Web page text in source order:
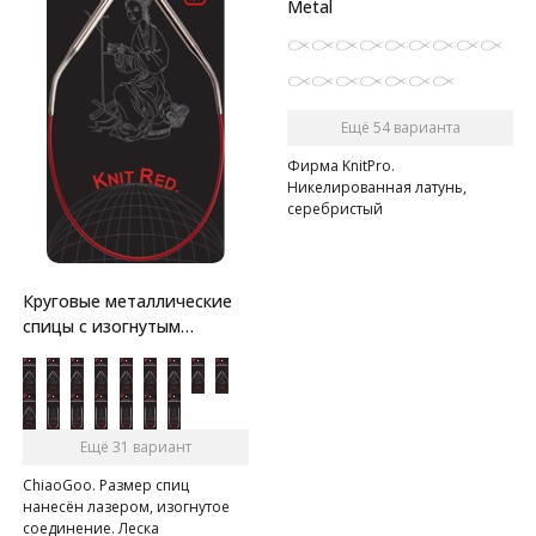
Круговые металлические
спицы с изогнутым
Ещё 31 вариант
ChiaoGoo. Размер спиц
нанесён лазером, изогнутое
соединение. Леска
Metal
Ещё 54 варианта
Фирма KnitPro.
Никелированная латунь,
серебристый